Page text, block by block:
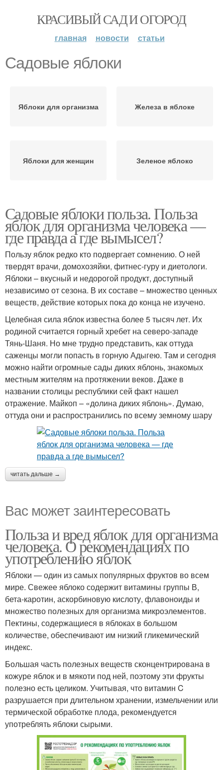
КРАСИВЫЙ САД И ОГОРОД
главная новости статьи
Садовые яблоки
Яблоки для организма Железа в яблоке
Яблоки для женщин Зеленое яблоко
Садовые яблоки польза. Польза
яблок для организма человека —
где правда а где вымысел?
Пользу яблок редко кто подвергает сомнению. О ней
твердят врачи, домохозяйки, фитнес-гуру и диетологи.
Яблоки – вкусный и недорогой продукт, доступный
независимо от сезона. В их составе – множество ценных
веществ, действие которых пока до конца не изучено.
Целебная сила яблок известна более 5 тысяч лет. Их
родиной считается горный хребет на северо-западе
Тянь-Шаня. Но мне трудно представить, как оттуда
саженцы могли попасть в горную Адыгею. Там и сегодня
можно найти огромные сады диких яблонь, знакомых
местным жителям на протяжении веков. Даже в
названии столицы республики сей факт нашел
отражение. Майкоп – «долина диких яблонь». Думаю,
оттуда они и распространились по всему земному шару
читать дальше →
Вас может заинтересовать
Польза и вред яблок для организма
человека. О рекомендациях по
употреблению яблок
Яблоки — один из самых популярных фруктов во всем
мире. Свежее яблоко содержит витамины группы В,
бета-каротин, аскорбиновую кислоту, флавоноиды и
множество полезных для организма микроэлементов.
Пектины, содержащиеся в яблоках в большом
количестве, обеспечивают им низкий гликемический
индекс.
Большая часть полезных веществ сконцентрирована в
кожуре яблок и в мякоти под ней, поэтому эти фрукты
полезно есть целиком. Учитывая, что витамин C
разрушается при длительном хранении, измельчении или
термической обработке плода, рекомендуется
употреблять яблоки сырыми.